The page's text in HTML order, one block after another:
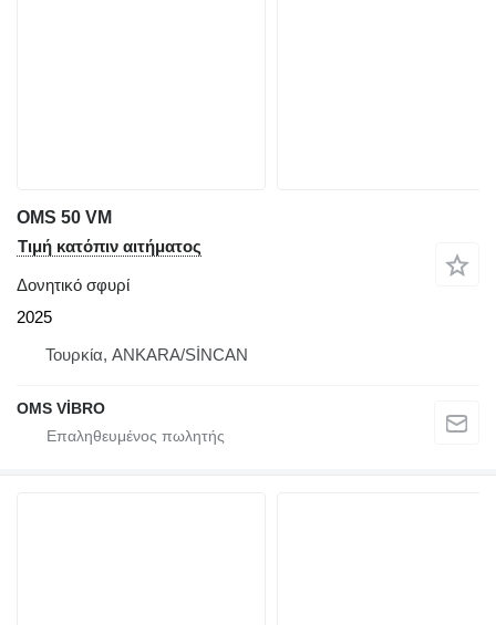
OMS 50 VM
Τιμή κατόπιν αιτήματος
Δονητικό σφυρί
2025
Τουρκία, ANKARA/SİNCAN
OMS VİBRO